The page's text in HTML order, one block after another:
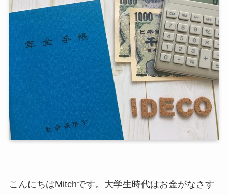
こんにちはMitchです。大学生時代はお金がなさす